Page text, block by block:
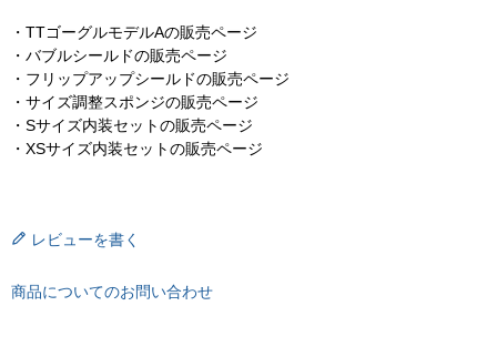
・TTゴーグルモデルAの販売ページ
・バブルシールドの販売ページ
・フリップアップシールドの販売ページ
・サイズ調整スポンジの販売ページ
・Sサイズ内装セットの販売ページ
・XSサイズ内装セットの販売ページ
レビューを書く
商品についてのお問い合わせ